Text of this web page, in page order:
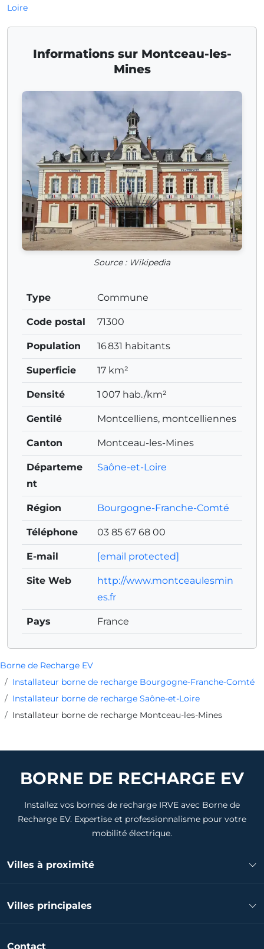
Borne de Recharge EV
Installateur borne de recharge Bourgogne-Franche-Comté
Installateur borne de recharge Saône-et-Loire
Installateur borne de recharge Montceau-les-Mines
Loire
Informations sur Montceau-les-
Mines
Source : Wikipedia
Type Commune
Code postal 71300
Population 16 831 habitants
Superficie 17 km²
Densité 1 007 hab./km²
Gentilé Montcelliens, montcelliennes
Canton Montceau-les-Mines
Départeme
nt
Saône-et-Loire
Région Bourgogne-Franche-Comté
Téléphone 03 85 67 68 00
E-mail [email protected]
Site Web
http://www.montceaulesmin
es.fr
Pays France
BORNE DE RECHARGE EV
Installez vos bornes de recharge IRVE avec Borne de
Recharge EV. Expertise et professionnalisme pour votre
mobilité électrique.
Villes à proximité
Installateur borne de recharge Saint-Vallier
Installateur borne de recharge Le Creusot
Villes principales
Contact